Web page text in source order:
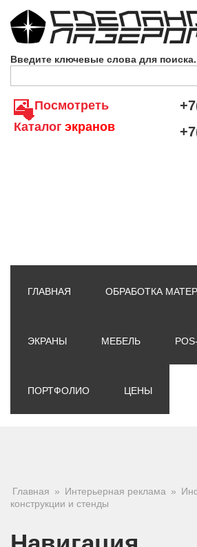
Введите ключевые слова для поиска.
Посмотреть
Каталог экранов
ГЛАВНАЯ ОБРАБОТКА
ЭКРАНЫ МЕБЕЛЬ
ПОРТФОЛИО ЦЕНЫ
Вы здесь
Главная » Интерьерная реклама »
конструкции и стенды